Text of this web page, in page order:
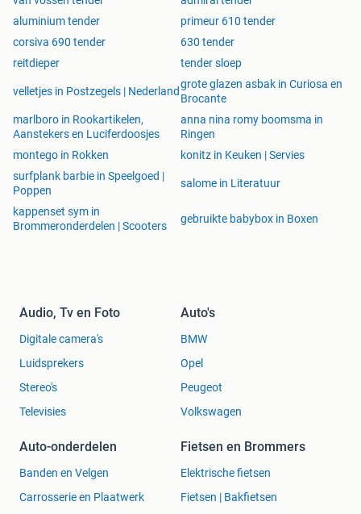
720 Maxima 720
Wij doen er alles aan om onze advertentie zo compleet en
correct mogelijk weer te geven, Bij alle aangeboden
vaartuigen zijn schrijf- en tekst fouten voorbehouden.
aluminium tender
primeur 610 tender
corsiva 690 tender
630 tender
reitdieper
tender sloep
velletjes in Postzegels | Nederland
grote glazen asbak in Curiosa en
Brocante
marlboro in Rookartikelen,
Aanstekers en Luciferdoosjes
anna nina romy boomsma in
Ringen
montego in Rokken
konitz in Keuken | Servies
surfplank barbie in Speelgoed |
Poppen
salome in Literatuur
kappenset sym in
Brommeronderdelen | Scooters
gebruikte babybox in Boxen
Audio, Tv en Foto
Digitale camera's
Luidsprekers
Stereo's
Televisies
Auto's
BMW
Opel
Peugeot
Volkswagen
Auto-onderdelen
Banden en Velgen
Carrosserie en Plaatwerk
Fietsen en Brommers
Elektrische fietsen
Fietsen | Bakfietsen